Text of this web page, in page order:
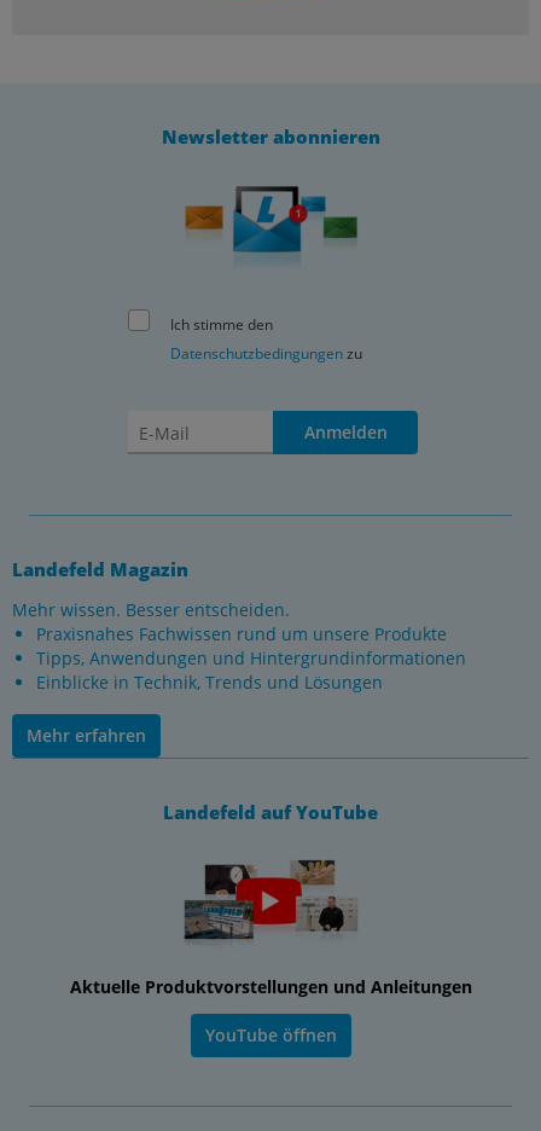
Newsletter abonnieren
Ich stimme den
Datenschutzbedingungenzu
Anmelden
Landefeld Magazin
Mehr wissen. Besser entscheiden.
Praxisnahes Fachwissen rund um unsere Produkte
Tipps, Anwendungen und Hintergrundinformationen
Einblicke in Technik, Trends und Lösungen
Mehr erfahren
Landefeld auf YouTube
Aktuelle Produktvorstellungen und Anleitungen
YouTube öffnen